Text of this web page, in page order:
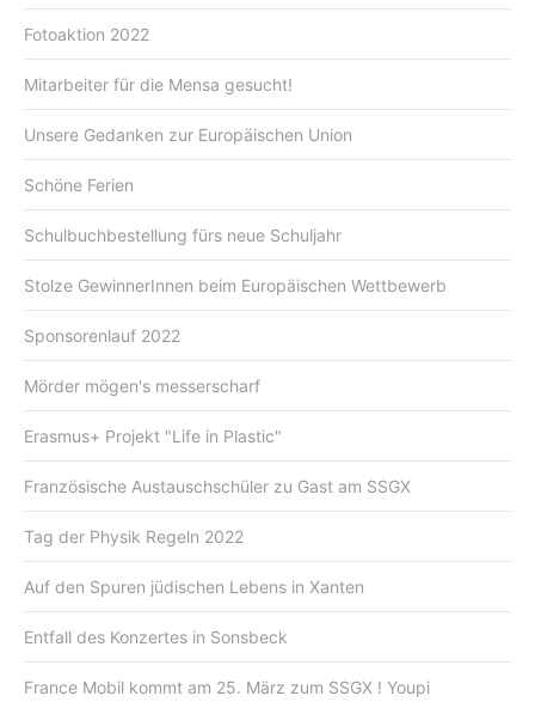
Fotoaktion 2022
Mitarbeiter für die Mensa gesucht!
Unsere Gedanken zur Europäischen Union
Schöne Ferien
Schulbuchbestellung fürs neue Schuljahr
Stolze GewinnerInnen beim Europäischen Wettbewerb
Sponsorenlauf 2022
Mörder mögen's messerscharf
Erasmus+ Projekt "Life in Plastic"
Französische Austauschschüler zu Gast am SSGX
Tag der Physik Regeln 2022
Auf den Spuren jüdischen Lebens in Xanten
Entfall des Konzertes in Sonsbeck
France Mobil kommt am 25. März zum SSGX ! Youpi